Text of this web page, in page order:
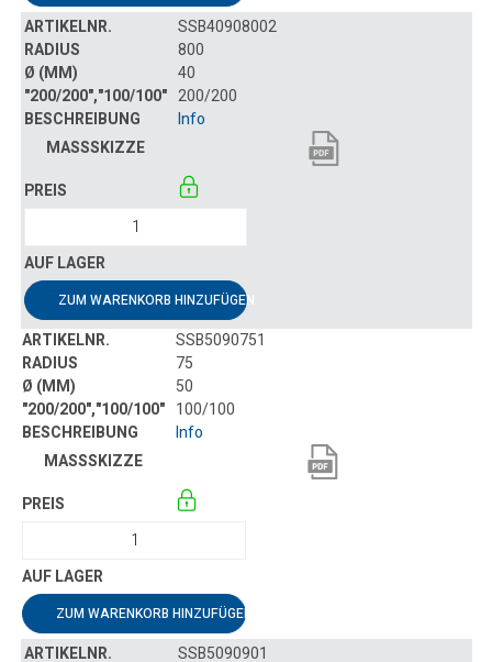
SSB40908002
800
40
200/200
Info
ZUM WARENKORB HINZUFÜGEN
SSB5090751
75
50
100/100
Info
ZUM WARENKORB HINZUFÜGEN
SSB5090901